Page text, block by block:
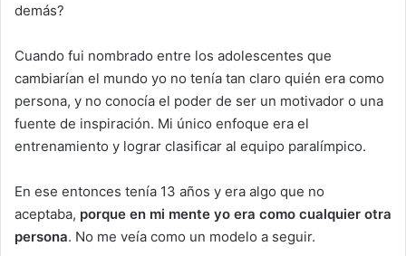
demás?
Cuando fui nombrado entre los adolescentes que
cambiarían el mundo yo no tenía tan claro quién era como
persona, y no conocía el poder de ser un motivador o una
fuente de inspiración. Mi único enfoque era el
entrenamiento y lograr clasificar al equipo paralímpico.
En ese entonces tenía 13 años y era algo que no
aceptaba, porque en mi mente yo era como cualquier otra
persona. No me veía como un modelo a seguir.